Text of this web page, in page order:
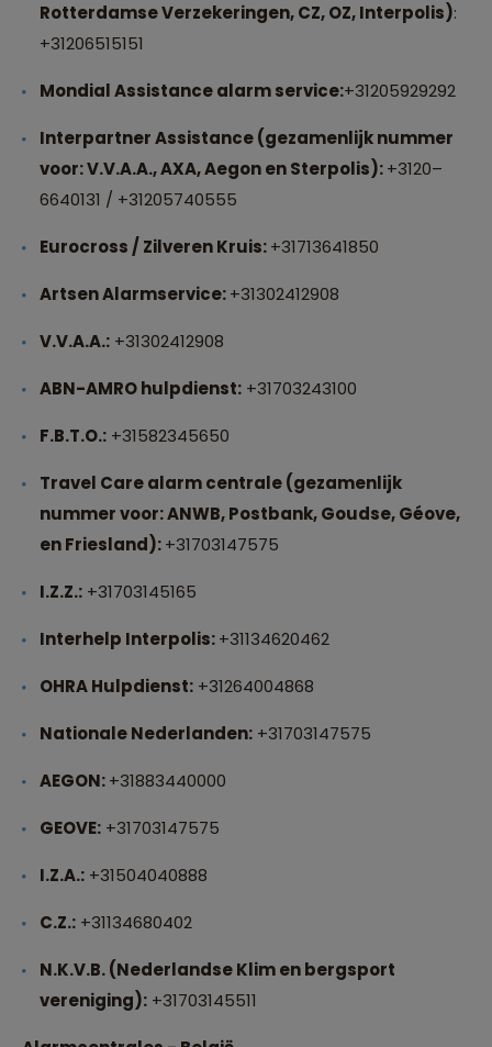
Rotterdamse Verzekeringen, CZ, OZ, Interpolis):
+31206515151
Mondial Assistance alarm service:+31205929292
Interpartner Assistance (gezamenlijk nummer
voor: V.V.A.A., AXA, Aegon en Sterpolis):+3120–
6640131 / +31205740555
Eurocross / Zilveren Kruis:+31713641850
Artsen Alarmservice:+31302412908
V.V.A.A.: +31302412908
ABN-AMRO hulpdienst: +31703243100
F.B.T.O.: +31582345650
Travel Care alarm centrale (gezamenlijk
nummer voor: ANWB, Postbank, Goudse, Géove,
en Friesland):+31703147575
I.Z.Z.: +31703145165
Interhelp Interpolis:+31134620462
OHRA Hulpdienst: +31264004868
Nationale Nederlanden: +31703147575
AEGON:+31883440000
GEOVE: +31703147575
I.Z.A.: +31504040888
C.Z.: +31134680402
N.K.V.B. (Nederlandse Klim en bergsport
vereniging): +31703145511